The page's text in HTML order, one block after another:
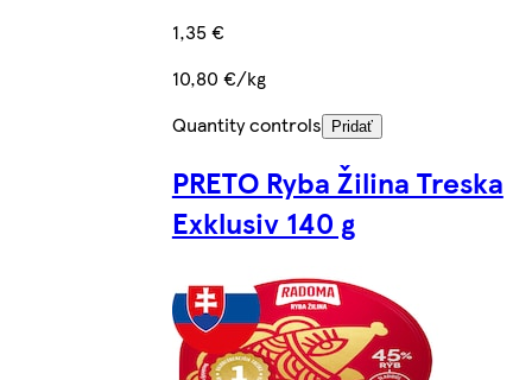
1,35 €
10,80 €/kg
Quantity controls
Pridať
PRETO Ryba Žilina Treska
Exklusiv 140 g